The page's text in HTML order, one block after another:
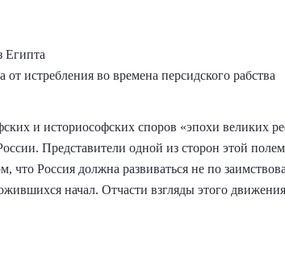
Египта
от истребления во времена персидского рабства
и историософских споров «эпохи великих
Представители одной из сторон этой
что Россия должна развиваться не по
начал. Отчасти взгляды этого